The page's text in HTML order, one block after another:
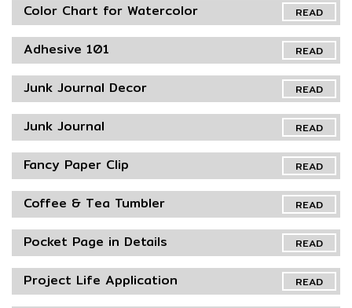
READ
Color Chart for Watercolor
READ
Adhesive 101
READ
Junk Journal Decor
READ
Junk Journal
READ
Fancy Paper Clip
READ
Coffee & Tea Tumbler
READ
Pocket Page in Details
READ
Project Life Application